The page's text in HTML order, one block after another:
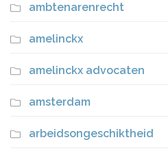
ambtenarenrecht
amelinckx
amelinckx advocaten
amsterdam
arbeidsongeschiktheid